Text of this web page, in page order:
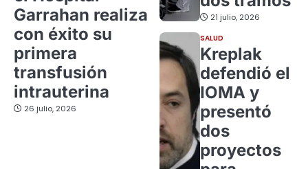
Garrahan realiza
con éxito su
primera
transfusión
intrauterina
26 julio, 2026
21 julio, 2026
SALUD
Kreplak
defendió el
IOMA y
presentó
dos
proyectos